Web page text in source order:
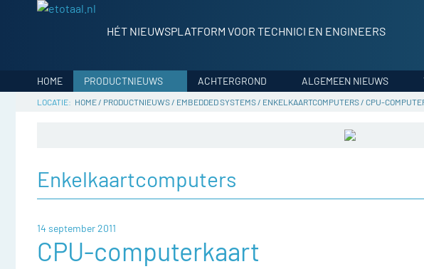
HÉT NIEUWSPLATFORM VOOR TECHNICI EN ENGINEERS
HOME PRODUCTNIEUWS ACHTERGROND ALGEMEEN NIEUWS
HOME/ PRODUCTNIEUWS/ EMBEDDED SYSTEMS/ ENKELKAARTCOMPUTERS/ CPU-
Enkelkaartcomputers
14 september 2011
CPU-computerkaart